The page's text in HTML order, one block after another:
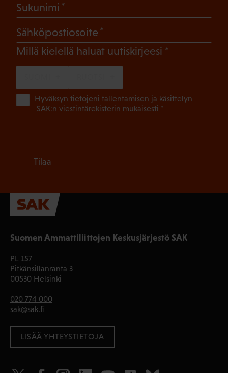
Suomen Ammattiliittojen Keskusjärjestö SAK
PL 157
Pitkänsillanranta 3
00530 Helsinki
020 774 000
sak@sak.fi
LISÄÄ YHTEYSTIETOJA
Sukunimi
Sähköpostiosoite
Millä kielellä haluat uutiskirjeesi (Pakollinen)
Hyväksyn tietojeni tallentamisen ja käsittelyn
SAK:n viestintärekisterin mukaisesti *
Tilaa